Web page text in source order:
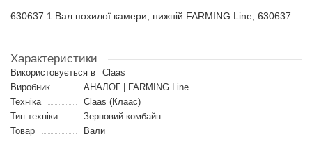
630637.1 Вал похилої камери, нижній FARMING Line, 630637
Характеристики
Використовується в
Claas
Виробник
АНАЛОГ | FARMING Line
Техніка
Claas (Клаас)
Тип техніки
Зерновий комбайн
Товар
Вали